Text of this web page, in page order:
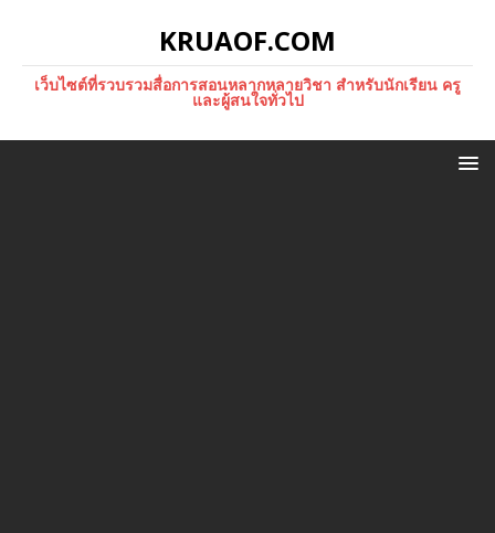
KRUAOF.COM
เว็บไซต์ที่รวบรวมสื่อการสอนหลากหลายวิชา สำหรับนักเรียน ครู
และผู้สนใจทั่วไป